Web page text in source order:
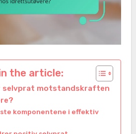
the article:
selvprat motstandskraften
komponentene i effektiv